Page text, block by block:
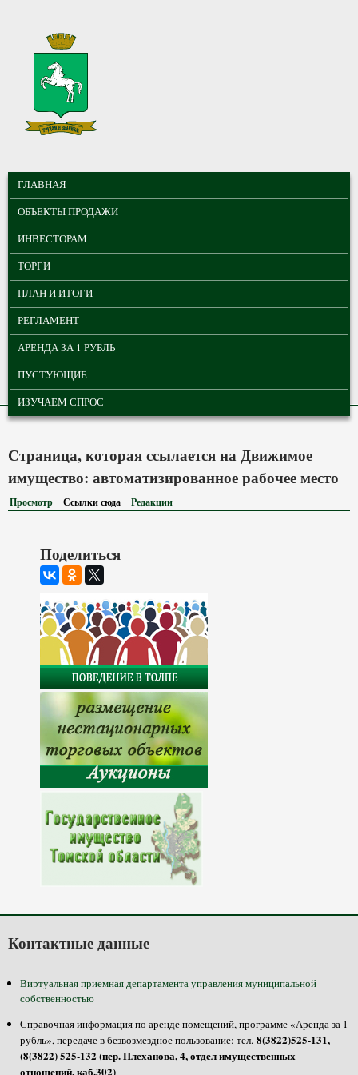
МУНИЦИПАЛЬНЫЕ
ТОРГИ ГОРОДА
ТОМСКА
ГЛАВНОЕ МЕНЮ
ГЛАВНАЯ
ОБЪЕКТЫ ПРОДАЖИ
ИНВЕСТОРАМ
ТОРГИ
ПЛАН И ИТОГИ
РЕГЛАМЕНТ
АРЕНДА ЗА 1 РУБЛЬ
ПУСТУЮЩИЕ
ИЗУЧАЕМ СПРОС
Страница, которая ссылается на Движимое
имущество: автоматизированное рабочее место
Просмотр Ссылки сюда (активная вкладка)
Редакции
Поделиться
Контактные данные
Виртуальная приемная департамента управления муниципальной
собственностью
Справочная информация по аренде помещений, программе «Аренда за 1
рубль», передаче в безвозмездное пользование: тел. 8(3822)525-131,
(8(3822) 525-132 (пер. Плеханова, 4, отдел имущественных
отношений, каб.302)